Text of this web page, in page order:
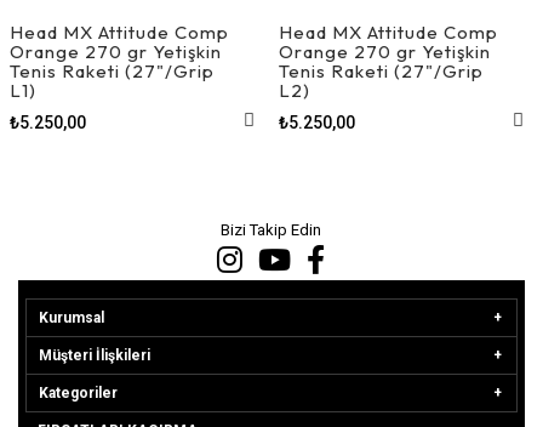
Head MX Attitude Comp
Orange 270 gr Yetişkin
Tenis Raketi (27"/Grip
L1)
₺5.250,00
Head MX Attitude Comp
Orange 270 gr Yetişkin
Tenis Raketi (27"/Grip
L2)
₺5.250,00
Bizi Takip Edin
Kurumsal
Müşteri İlişkileri
Kategoriler